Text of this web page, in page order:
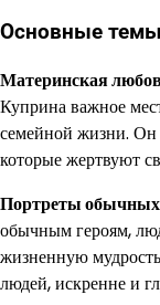
Основные
Материнская
Куприна важное
семейной жизни.
которые жертвуют
Портреты
обычным героям,
жизненную
людей, искренне и